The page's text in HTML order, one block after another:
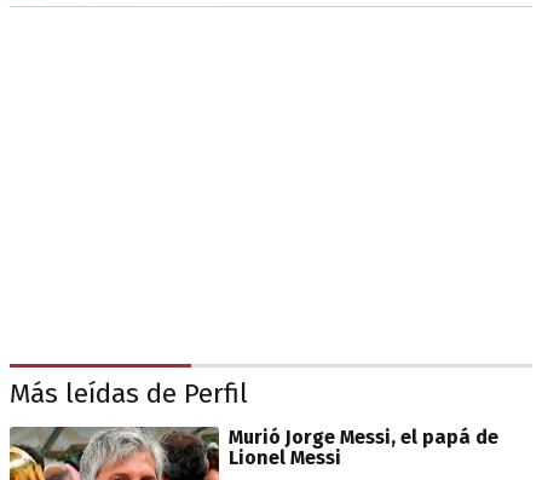
Más leídas de Perfil
Murió Jorge Messi, el papá de
Lionel Messi